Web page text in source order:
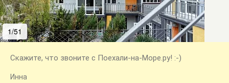
1/51
Скажите, что звоните с Поехали-на-Море.ру! :-)
Инна